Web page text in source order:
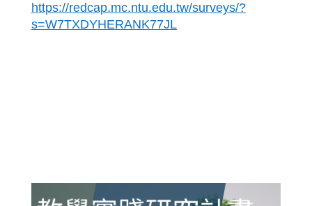
https://redcap.mc.ntu.edu.tw/surveys/?
s=W7TXDYHERANK77JL